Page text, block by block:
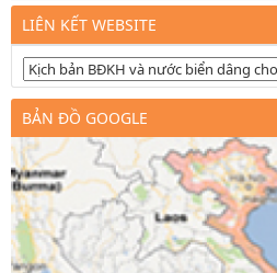
LIÊN KẾT WEBSITE
BẢN ĐỒ GOOGLE